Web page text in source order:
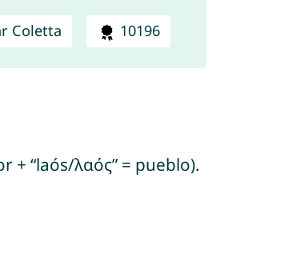
Coletta 10196
+ “laós/λαός” = pueblo).